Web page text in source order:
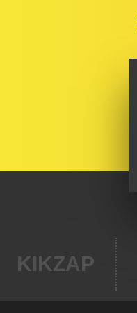
KIKZAP